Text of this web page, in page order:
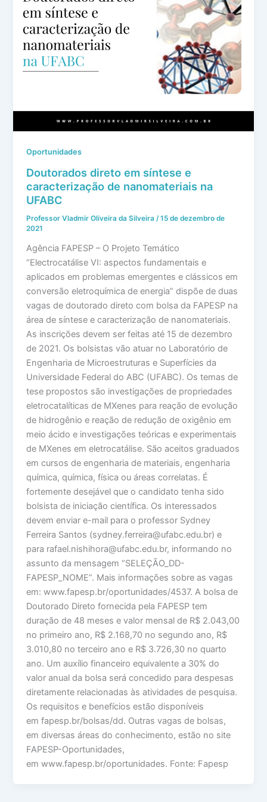
Oportunidades
Doutorados direto em síntese e
caracterização de nanomateriais na
UFABC
Professor Vladmir Oliveira da Silveira/15 de dezembro de
2021
Agência FAPESP – O Projeto Temático
“Electrocatálise VI: aspectos fundamentais e
aplicados em problemas emergentes e clássicos em
conversão eletroquímica de energia” dispõe de duas
vagas de doutorado direto com bolsa da FAPESP na
área de síntese e caracterização de nanomateriais.
As inscrições devem ser feitas até 15 de dezembro
de 2021. Os bolsistas vão atuar no Laboratório de
Engenharia de Microestruturas e Superfícies da
Universidade Federal do ABC (UFABC). Os temas de
tese propostos são investigações de propriedades
eletrocatalíticas de MXenes para reação de evolução
de hidrogênio e reação de redução de oxigênio em
meio ácido e investigações teóricas e experimentais
de MXenes em eletrocatálise. São aceitos graduados
em cursos de engenharia de materiais, engenharia
química, química, física ou áreas correlatas. É
fortemente desejável que o candidato tenha sido
bolsista de iniciação científica. Os interessados
devem enviar e-mail para o professor Sydney
Ferreira Santos (sydney.ferreira@ufabc.edu.br) e
para rafael.nishihora@ufabc.edu.br, informando no
assunto da mensagem “SELEÇÃO_DD-
FAPESP_NOME”. Mais informações sobre as vagas
em: www.fapesp.br/oportunidades/4537. A bolsa de
Doutorado Direto fornecida pela FAPESP tem
duração de 48 meses e valor mensal de R$ 2.043,00
no primeiro ano, R$ 2.168,70 no segundo ano, R$
3.010,80 no terceiro ano e R$ 3.726,30 no quarto
ano. Um auxílio financeiro equivalente a 30% do
valor anual da bolsa será concedido para despesas
diretamente relacionadas às atividades de pesquisa.
Os requisitos e benefícios estão disponíveis
em fapesp.br/bolsas/dd. Outras vagas de bolsas,
em diversas áreas do conhecimento, estão no site
FAPESP-Oportunidades,
em www.fapesp.br/oportunidades. Fonte: Fapesp